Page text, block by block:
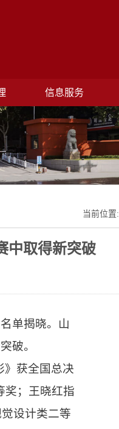
信息服务
当前位置:
中取得新突破
单揭晓。山
破。
》获全国总决
奖；王晓红指
设计类二等